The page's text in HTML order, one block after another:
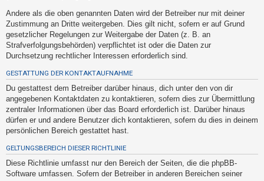
S
u
c
e
F
A
Q
Andere als die oben genannten Daten wird der Betreiber nur mit deiner
Zustimmung an Dritte weitergeben. Dies gilt nicht, sofern er auf Grund
gesetzlicher Regelungen zur Weitergabe der Daten (z. B. an
Strafverfolgungsbehörden) verpflichtet ist oder die Daten zur
Durchsetzung rechtlicher Interessen erforderlich sind.
GESTATTUNG DER KONTAKTAUFNAHME
Du gestattest dem Betreiber darüber hinaus, dich unter den von dir
angegebenen Kontaktdaten zu kontaktieren, sofern dies zur Übermittlung
zentraler Informationen über das Board erforderlich ist. Darüber hinaus
dürfen er und andere Benutzer dich kontaktieren, sofern du dies in deinem
persönlichen Bereich gestattet hast.
GELTUNGSBEREICH DIESER RICHTLINIE
Diese Richtlinie umfasst nur den Bereich der Seiten, die die phpBB-
Software umfassen. Sofern der Betreiber in anderen Bereichen seiner